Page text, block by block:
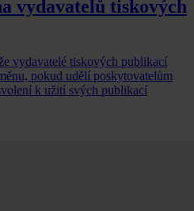
vydavatelů tiskových
vydavatelé tiskových publikací
pokud udělí poskytovatelům
k užití svých publikací